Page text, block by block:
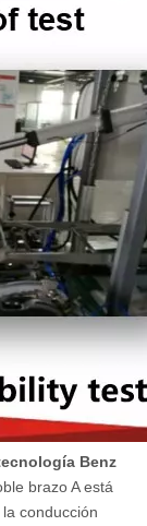
Benz
brazo A está
conducción